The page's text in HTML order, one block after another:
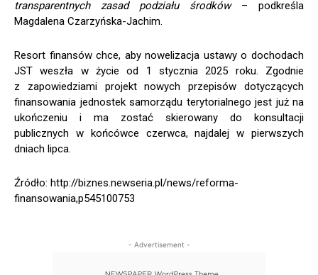
transparentnych zasad podziału środków – podkreśla
Magdalena Czarzyńska-Jachim.
Resort finansów chce, aby nowelizacja ustawy o dochodach
JST weszła w życie od 1 stycznia 2025 roku. Zgodnie
z zapowiedziami projekt nowych przepisów dotyczących
finansowania jednostek samorządu terytorialnego jest już na
ukończeniu i ma zostać skierowany do konsultacji
publicznych w końcówce czerwca, najdalej w pierwszych
dniach lipca.
Źródło: http://biznes.newseria.pl/news/reforma-
finansowania,p545100753
- Advertisement -